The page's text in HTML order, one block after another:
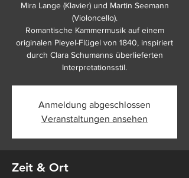
Mira Lange (Klavier) und Martin Seemann
(Violoncello).
Romantische Kammermusik auf einem
originalen Pleyel-Flügel von 1840, inspiriert
durch Clara Schumanns überlieferten
Interpretationsstil.
Anmeldung abgeschlossen
Veranstaltungen ansehen
Zeit & Ort